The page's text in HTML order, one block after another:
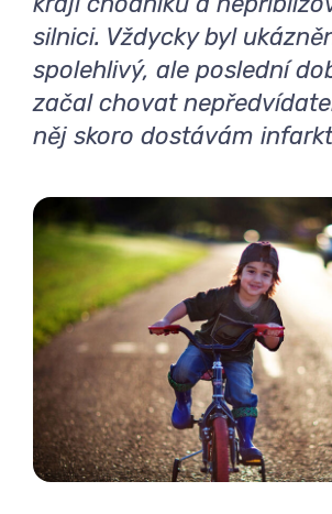
silnici. Vždycky byl
spolehlivý, ale poslední
začal chovat
něj skoro dostávám